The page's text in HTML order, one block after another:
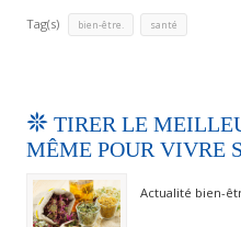
Tag(s) bien-être. santé
TIRER LE
MÊME POUR VIVRE
Actualité bien-